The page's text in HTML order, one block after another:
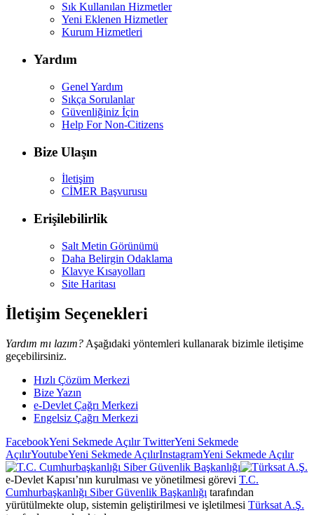
Sık Kullanılan Hizmetler
Yeni Eklenen Hizmetler
Kurum Hizmetleri
Yardım
Genel Yardım
Sıkça Sorulanlar
Güvenliğiniz İçin
Help For Non-Citizens
Bize Ulaşın
İletişim
CİMER Başvurusu
Erişilebilirlik
Salt Metin Görünümü
Daha Belirgin Odaklama
Klavye Kısayolları
Site Haritası
İletişim Seçenekleri
Yardım mı lazım? Aşağıdaki yöntemleri kullanarak bizimle iletişime
geçebilirsiniz.
Hızlı Çözüm Merkezi
Bize Yazın
e-Devlet Çağrı Merkezi
Engelsiz Çağrı Merkezi
FacebookYeni Sekmede AçılırTwitterYeni Sekmede
AçılırYoutubeYeni Sekmede AçılırInstagramYeni Sekmede Açılır
e-Devlet Kapısı’nın kurulması ve yönetilmesi görevi T.C.
Cumhurbaşkanlığı Siber Güvenlik Başkanlığı tarafından
yürütülmekte olup, sistemin geliştirilmesi ve işletilmesi Türksat A.Ş.